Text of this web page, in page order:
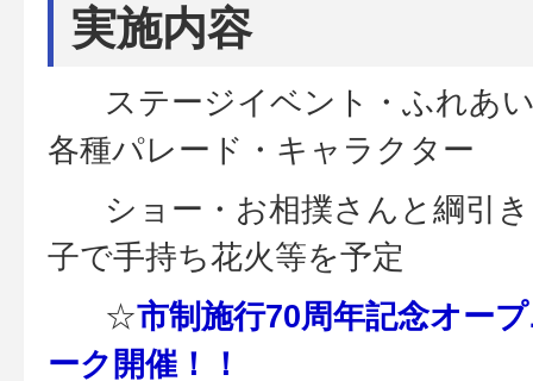
実施内容
ステージイベント・ふれあい
各種パレード・キャラクター
ショー・お相撲さんと綱引き
子で手持ち花火等を予定
☆市制施行70周年記念オー
ーク開催！！